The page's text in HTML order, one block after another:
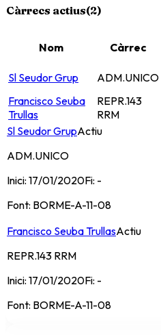
Càrrecs actius(2)
Nom Càrrec
Sl Seudor Grup ADM.UNICO
Francisco Seuba
Trullas
REPR.143
RRM
Sl Seudor GrupActiu
ADM.UNICO
Inici: 17/01/2020Fi: -
Font: BORME-A-11-08
Francisco Seuba TrullasActiu
REPR.143 RRM
Inici: 17/01/2020Fi: -
Font: BORME-A-11-08